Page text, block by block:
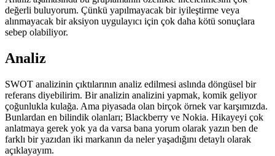
değerli buluyorum. Çünkü yapılmayacak bir iyileştirme veya
alınmayacak bir aksiyon uygulayıcı için çok daha kötü sonuçlara
sebep olabiliyor.
Analiz
SWOT analizinin çıktılarının analiz edilmesi aslında döngüsel bir
referans diyebilirim. Bir analizin analizini yapmak, komik geliyor
çoğunlukla kulağa. Ama piyasada olan birçok örnek var karşımızda.
Bunlardan en bilindik olanları; Blackberry ve Nokia. Hikayeyi çok
anlatmaya gerek yok ya da varsa bana yorum olarak yazın ben de
farklı bir yazıdan iki markanın da neler yaşadığını detaylı olarak
açıklayayım.